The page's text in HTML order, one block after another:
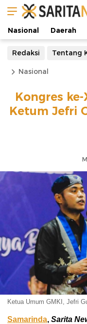
Nasional Daerah
Redaksi Tentang
Nasional
Kongres
Ketum Jefri
Ketua Umum GMKI, Jefri
Samarinda, Sarita